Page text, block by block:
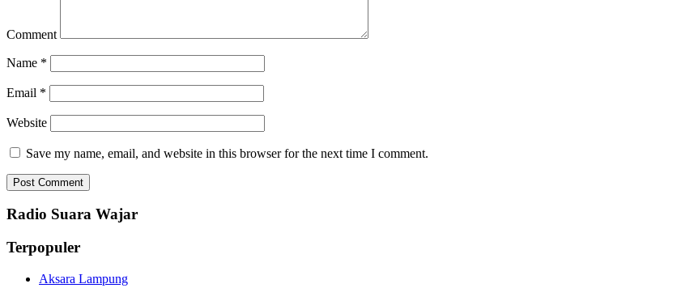
Comment
Name *
Email *
Website
Save my name, email, and website in this browser for the next time I comment.
Radio Suara Wajar
Terpopuler
Aksara Lampung